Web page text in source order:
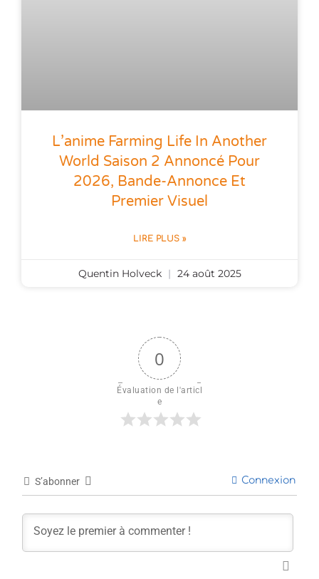
L’anime Farming Life In Another
World Saison 2 Annoncé Pour
2026, Bande-Annonce Et
Premier Visuel
LIRE PLUS »
Quentin Holveck 24 août 2025
0
Évaluation de l'articl
e
S’abonner Connexion